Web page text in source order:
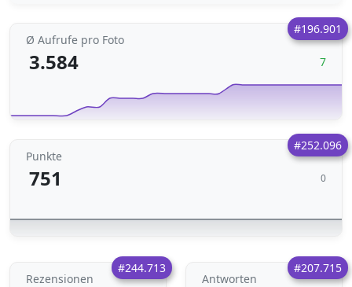
#196.901
Ø Aufrufe pro Foto
3.584 7
#252.096
Punkte
751 0
#244.713
Rezensionen
#207.715
Antworten